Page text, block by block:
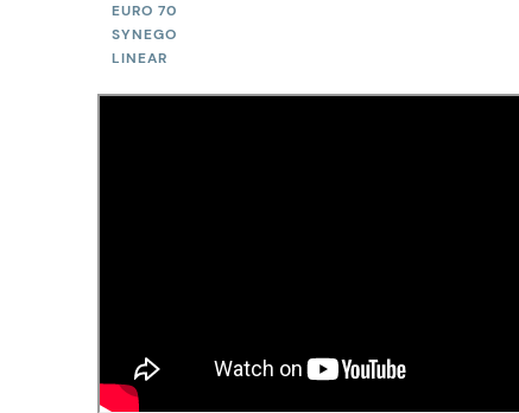
EURO 70
SYNEGO
LINEAR